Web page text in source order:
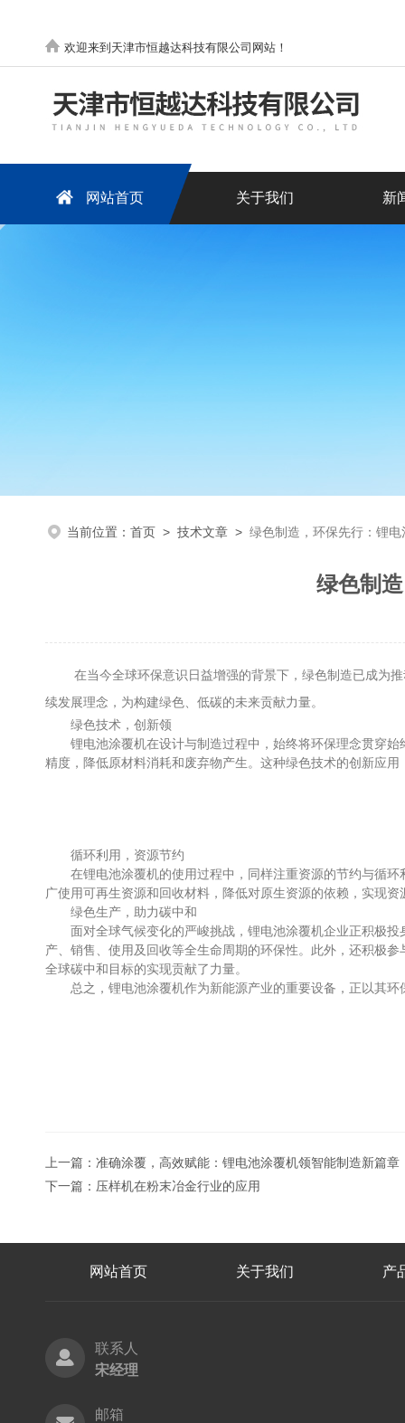
欢迎来到天津市恒越达科技有限公司网站！
网站首页 关于我们 新
当前位置： 首页 > 技术文章 > 绿色制造，环保先行：锂
绿色制
在当今全球环保意识日益增强的背景下，绿色制造已成为推
续发展理念，为构建绿色、低碳的未来贡献力量。
绿色技术，创新领
锂电池涂覆机在设计与制造过程中，始终将环保理念贯穿始
精度，降低原材料消耗和废弃物产生。这种绿色技术的创新应
循环利用，资源节约
在锂电池涂覆机的使用过程中，同样注重资源的节约与循环
广使用可再生资源和回收材料，降低对原生资源的依赖，实现
绿色生产，助力碳中和
面对全球气候变化的严峻挑战，锂电池涂覆机企业正积极投
产、销售、使用及回收等全生命周期的环保性。此外，还积极
全球碳中和目标的实现贡献了力量。
总之，锂电池涂覆机作为新能源产业的重要设备，正以其环
上一篇： 准确涂覆，高效赋能：锂电池涂覆机领智能制造新篇章
下一篇： 压样机在粉末冶金行业的应用
网站首页 关于我们 产
联系人
宋经理
邮箱